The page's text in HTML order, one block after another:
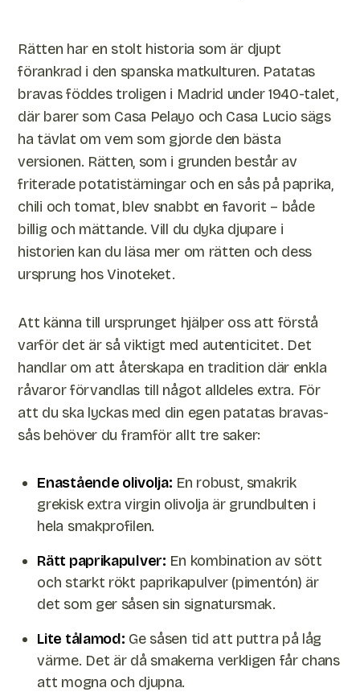
Rätten har en stolt historia som är djupt
förankrad i den spanska matkulturen. Patatas
bravas föddes troligen i Madrid under 1940-talet,
där barer som Casa Pelayo och Casa Lucio sägs
ha tävlat om vem som gjorde den bästa
versionen. Rätten, som i grunden består av
friterade potatistärningar och en sås på paprika,
chili och tomat, blev snabbt en favorit – både
billig och mättande. Vill du dyka djupare i
historien kan du läsa mer om rätten och dess
ursprung hos Vinoteket.
Att känna till ursprunget hjälper oss att förstå
varför det är så viktigt med autenticitet. Det
handlar om att återskapa en tradition där enkla
råvaror förvandlas till något alldeles extra. För
att du ska lyckas med din egen patatas bravas-
sås behöver du framför allt tre saker:
Enastående olivolja: En robust, smakrik
grekisk extra virgin olivolja är grundbulten i
hela smakprofilen.
Rätt paprikapulver: En kombination av sött
och starkt rökt paprikapulver (pimentón) är
det som ger såsen sin signatursmak.
Lite tålamod: Ge såsen tid att puttra på låg
värme. Det är då smakerna verkligen får chans
att mogna och djupna.